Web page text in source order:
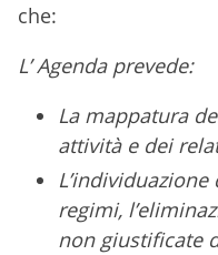
che:
L’ Agenda prevede:
La mappatura
attività e dei
regimi,
non giustificate